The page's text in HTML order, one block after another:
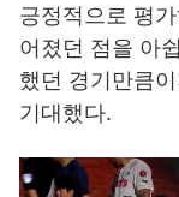
긍정적으로 평
어졌던 점을 아
했던 경기만큼
기대했다.